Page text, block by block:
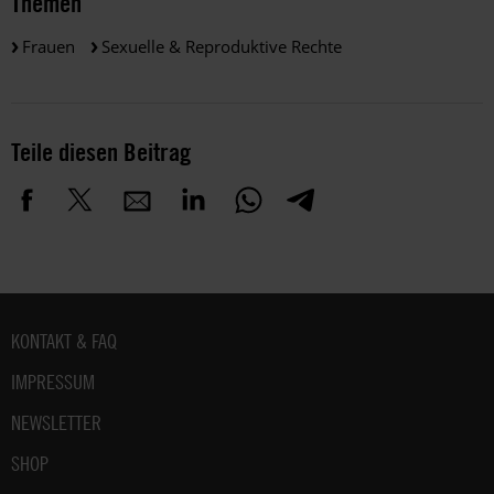
Frauen Sexuelle & Reproduktive Rechte
Teile diesen Beitrag
Fußbereich
KONTAKT & FAQ
IMPRESSUM
NEWSLETTER
SHOP